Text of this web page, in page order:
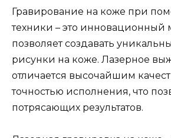
Гравирование на коже при
техники – это инновационный
позволяет создавать
рисунки на коже. Лазерное
отличается высочайшим
точностью исполнения, что
потрясающих результатов.